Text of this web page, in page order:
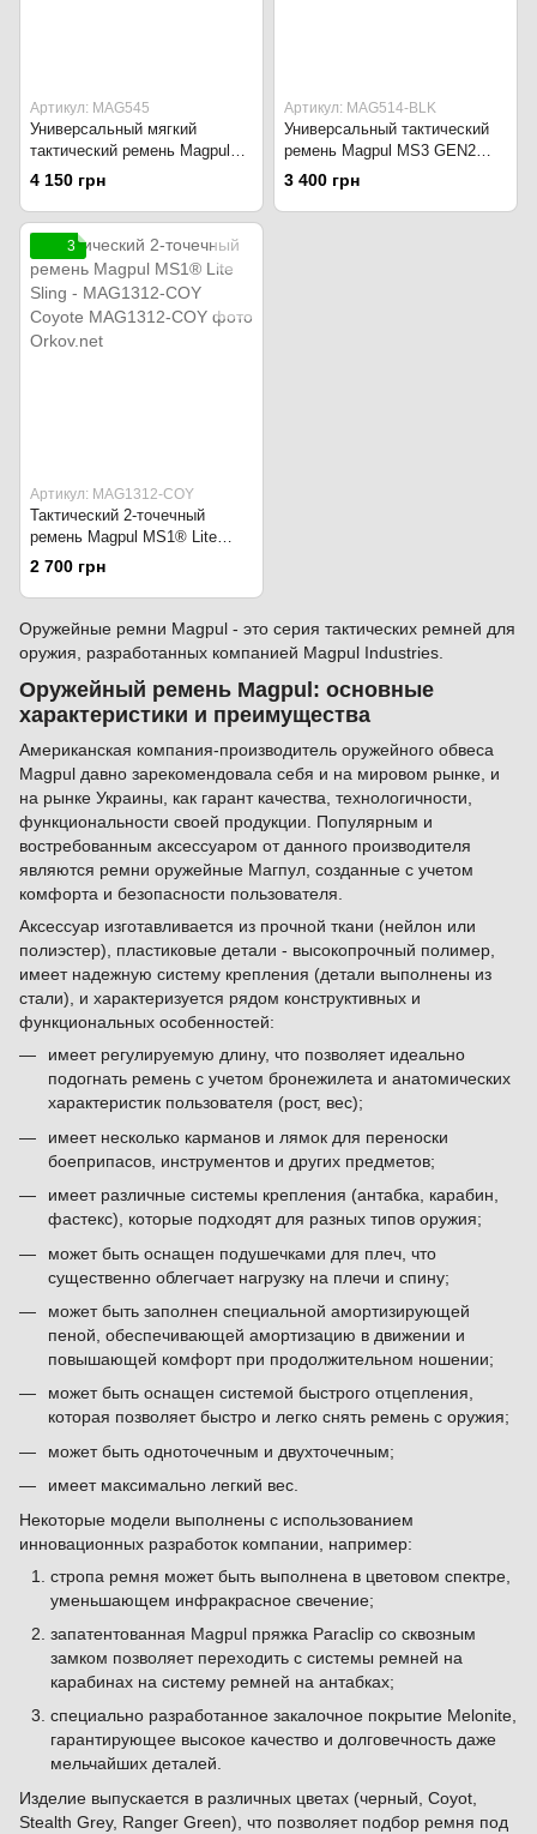
Артикул: MAG545
Универсальный мягкий
тактический ремень Magpul
MS1 Padded Multi-Mission
Sling MAG545 чёрный
4 150 грн
Артикул: MAG514-BLK
Универсальный тактический
ремень Magpul MS3 GEN2
Multi-Mission Sling MAG514-
COY Coyote
3 400 грн
3
Артикул: MAG1312-COY
Тактический 2-точечный
ремень Magpul MS1® Lite
Sling - MAG1312-COY Coyote
2 700 грн
Оружейные ремни Magpul - это серия тактических ремней для
оружия, разработанных компанией Magpul Industries.
Оружейный ремень Magpul: основные
характеристики и преимущества
Американская компания-производитель оружейного обвеса
Magpul давно зарекомендовала себя и на мировом рынке, и
на рынке Украины, как гарант качества, технологичности,
функциональности своей продукции. Популярным и
востребованным аксессуаром от данного производителя
являются ремни оружейные Магпул, созданные с учетом
комфорта и безопасности пользователя.
Аксессуар изготавливается из прочной ткани (нейлон или
полиэстер), пластиковые детали - высокопрочный полимер,
имеет надежную систему крепления (детали выполнены из
стали), и характеризуется рядом конструктивных и
функциональных особенностей:
имеет регулируемую длину, что позволяет идеально
подогнать ремень с учетом бронежилета и анатомических
характеристик пользователя (рост, вес);
имеет несколько карманов и лямок для переноски
боеприпасов, инструментов и других предметов;
имеет различные системы крепления (антабка, карабин,
фастекс), которые подходят для разных типов оружия;
может быть оснащен подушечками для плеч, что
существенно облегчает нагрузку на плечи и спину;
может быть заполнен специальной амортизирующей
пеной, обеспечивающей амортизацию в движении и
повышающей комфорт при продолжительном ношении;
может быть оснащен системой быстрого отцепления,
которая позволяет быстро и легко снять ремень с оружия;
может быть одноточечным и двухточечным;
имеет максимально легкий вес.
Некоторые модели выполнены с использованием
инновационных разработок компании, например:
стропа ремня может быть выполнена в цветовом спектре,
уменьшающем инфракрасное свечение;
запатентованная Magpul пряжка Paraclip со сквозным
замком позволяет переходить с системы ремней на
карабинах на систему ремней на антабках;
специально разработанное закалочное покрытие Melonite,
гарантирующее высокое качество и долговечность даже
мельчайших деталей.
Изделие выпускается в различных цветах (черный, Coyot,
Stealth Grey, Ranger Green), что позволяет подбор ремня под